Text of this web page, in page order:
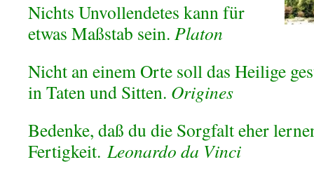
Nichts Unvollendetes kann für
etwas Maßstab sein. Platon
Nicht an einem Orte soll das Heilige
in Taten und Sitten. Origines
Bedenke, daß du die Sorgfalt eher
Fertigkeit.Leonardo da Vinci